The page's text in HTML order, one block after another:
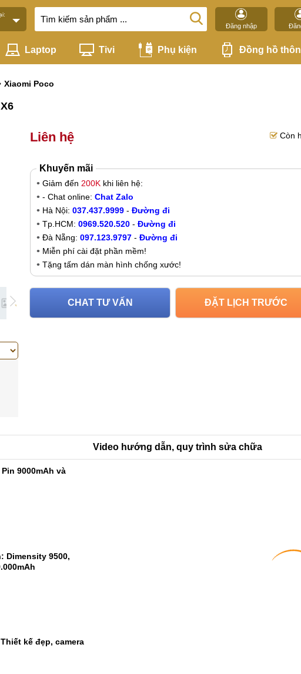
Đăng nhập
Laptop Tivi Phụ kiện Đồng hồ
Xiaomi Poco
Liên hệ Còn
Khuyến mãi
Giảm đến 200K khi liên hệ:
- Chat online: Chat Zalo
Hà Nội: 037.437.9999 - Đường đi
Tp.HCM: 0969.520.520 - Đường đi
Đà Nẵng: 097.123.9797 - Đường đi
Miễn phí cài đặt phần mềm!
Tặng tấm dán màn hình chống xước!
CHAT TƯ VẤN ĐẶT LỊCH TRƯỚC
9000mAh và
Dimensity 9500,
kế đẹp, camera
Video hướng dẫn, quy trình sửa chữa